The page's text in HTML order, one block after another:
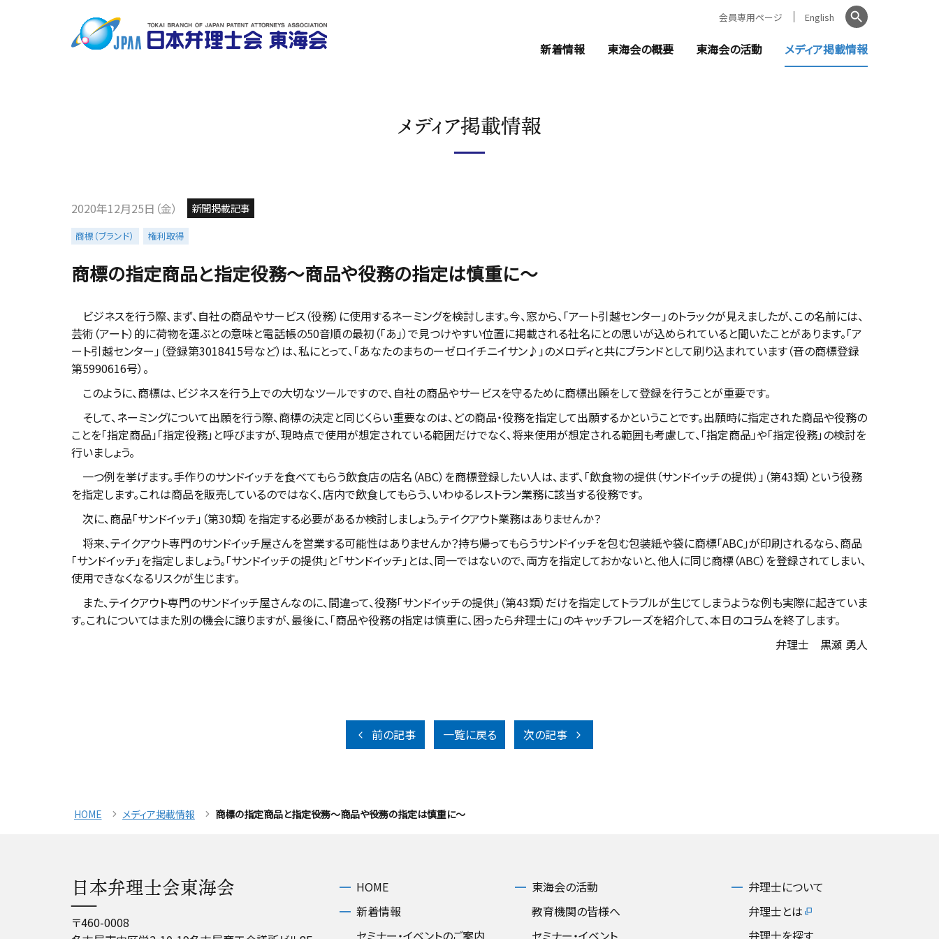
新着情報 東海会の概要 東海会の活動 メディア掲載情報
会員専用ページ English
検索
HOME メディア掲載情報 商標の指定商品と指定役務～商品や役務の指定は慎重に～
メディア掲載情報
商標の指定商品と指定役務～商品や役務の指定は慎重に～
2020年12月25日（金） 新聞掲載記事
商標（ブランド） 権利取得
ビジネスを行う際、まず、自社の商品やサービス（役務）に使用するネーミングを検討します。今、窓から、「アート引越センター」のトラックが見えましたが、この名前には、
芸術（アート）的に荷物を運ぶとの意味と電話帳の50音順の最初（「あ」）で見つけやすい位置に掲載される社名にとの思いが込められていると聞いたことがあります。「ア
ート引越センター」（登録第3018415号など）は、私にとって、「あなたのまちのーゼロイチニイサン♪」のメロディと共にブランドとして刷り込まれています（音の商標登録
第5990616号）。
このように、商標は、ビジネスを行う上での大切なツールですので、自社の商品やサービスを守るために商標出願をして登録を行うことが重要です。
そして、ネーミングについて出願を行う際、商標の決定と同じくらい重要なのは、どの商品・役務を指定して出願するかということです。出願時に指定された商品や役務の
ことを「指定商品」「指定役務」と呼びますが、現時点で使用が想定されている範囲だけでなく、将来使用が想定される範囲も考慮して、「指定商品」や「指定役務」の検討を
行いましょう。
一つ例を挙げます。手作りのサンドイッチを食べてもらう飲食店の店名（ABC）を商標登録したい人は、まず、「飲食物の提供（サンドイッチの提供）」（第43類）という役務
を指定します。これは商品を販売しているのではなく、店内で飲食してもらう、いわゆるレストラン業務に該当する役務です。
次に、商品「サンドイッチ」（第30類）を指定する必要があるか検討しましょう。テイクアウト業務はありませんか？
将来、テイクアウト専門のサンドイッチ屋さんを営業する可能性はありませんか？持ち帰ってもらうサンドイッチを包む包装紙や袋に商標「ABC」が印刷されるなら、商品
「サンドイッチ」を指定しましょう。「サンドイッチの提供」と「サンドイッチ」とは、同一ではないので、両方を指定しておかないと、他人に同じ商標（ABC）を登録されてしまい、
使用できなくなるリスクが生じます。
また、テイクアウト専門のサンドイッチ屋さんなのに、間違って、役務「サンドイッチの提供」（第43類）だけを指定してトラブルが生じてしまうような例も実際に起きていま
す。これについてはまた別の機会に譲りますが、最後に、「商品や役務の指定は慎重に、困ったら弁理士に」のキャッチフレーズを紹介して、本日のコラムを終了します。
弁理士 黒瀬 勇人
前の記事 一覧に戻る 次の記事
日本弁理士会東海会
〒460-0008
HOME
新着情報
セミナー・イベントのご案内
東海会の活動
教育機関の皆様へ
セミナー・イベント
弁理士について
弁理士とは
弁理士を探す